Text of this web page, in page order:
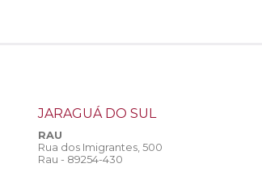
JARAGUÁ DO SUL
RAU
Rua dos Imigrantes, 500
Rau - 89254-430